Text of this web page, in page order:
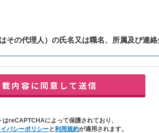
その代理人）の氏名又は職名、所属及び連絡
含む）のため
サービスに関連した各種情報のメールによるご案内の
はreCAPTCHAによって保護されており、
バシーポリシーと利用規約が適用されます。